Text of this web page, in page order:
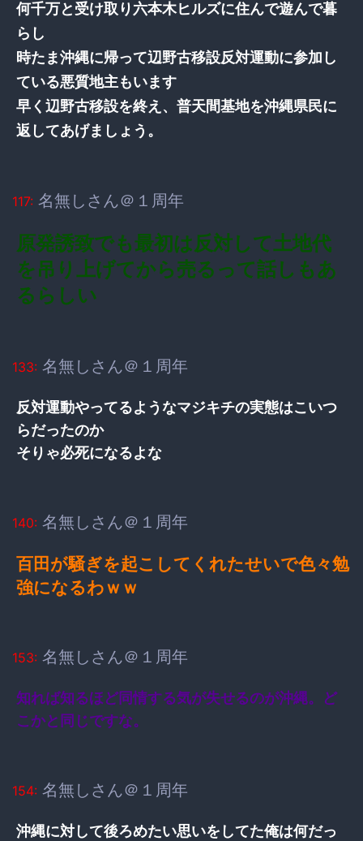
何千万と受け取り六本木ヒルズに住んで遊んで暮
らし
時たま沖縄に帰って辺野古移設反対運動に参加し
ている悪質地主もいます
早く辺野古移設を終え、普天間基地を沖縄県民に
返してあげましょう。
117: 名無しさん＠１周年
原発誘致でも最初は反対して土地代
を吊り上げてから売るって話しもあ
るらしい
133: 名無しさん＠１周年
反対運動やってるようなマジキチの実態はこいつ
らだったのか
そりゃ必死になるよな
140: 名無しさん＠１周年
百田が騒ぎを起こしてくれたせいで色々勉
強になるわｗｗ
153: 名無しさん＠１周年
知れば知るほど同情する気が失せるのが沖縄。ど
こかと同じですな。
154: 名無しさん＠１周年
沖縄に対して後ろめたい思いをしてた俺は何だっ